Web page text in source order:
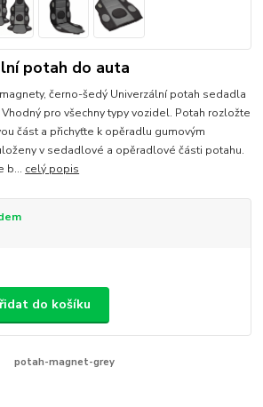
potah do auta
černo-šedý Univerzální potah sedadla
pro všechny typy vozidel. Potah rozložte
část a přichyťte k opěradlu gumovým
v sedadlové a opěradlové části potahu.
b... celý popis
do košíku
potah-magnet-grey